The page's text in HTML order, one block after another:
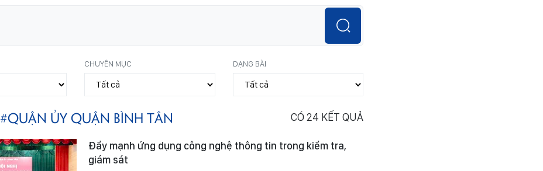
CHUYÊN MỤC DẠNG BÀI
#QUẬN ỦY QUẬN BÌNH TÂN CÓ 24 KẾT QUẢ
Đẩy mạnh ứng dụng công nghệ thông tin trong kiểm tra,
giám sát